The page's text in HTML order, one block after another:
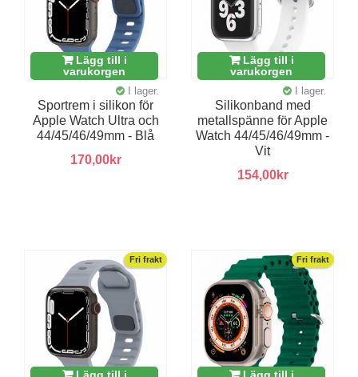
Lägg till i
varukorgen
I lager.
Sportrem i silikon för
Apple Watch Ultra och
44/45/46/49mm - Blå
170,00kr
Lägg till i
varukorgen
I lager.
Silikonband med
metallspänne för Apple
Watch 44/45/46/49mm -
Vit
154,00kr
Fri frakt
Lägg till i
Fri frakt
Lägg till i